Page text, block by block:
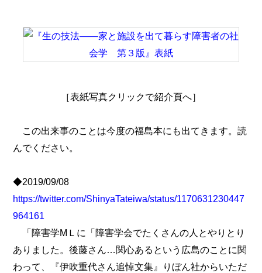
［表紙写真クリックで紹介頁へ］
この出来事のことは今度の福島本にも出てきます。読
んでください。
◆2019/09/08
https://twitter.com/ShinyaTateiwa/status/1170631230447
964161
「障害学МＬに「障害学会でたくさんの人とやりとり
ありました。後藤さん…関心あるという広島のことに関
わって、『伊吹重代さん追悼文集』りぼん社からいただ